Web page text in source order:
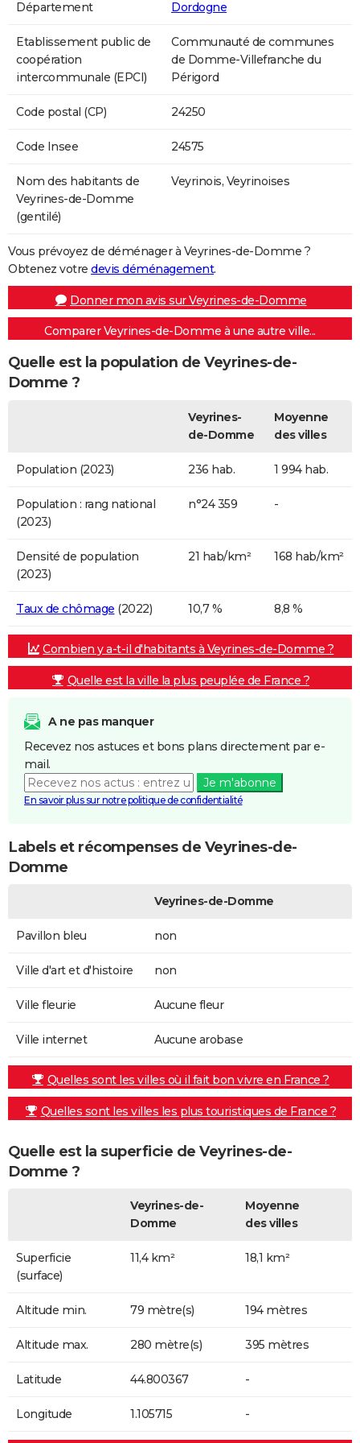
Département Dordogne
Etablissement public de
coopération
intercommunale (EPCI)
Communauté de communes
de Domme-Villefranche du
Périgord
Code postal (CP) 24250
Code Insee 24575
Nom des habitants de
Veyrines-de-Domme
(gentilé)
Veyrinois, Veyrinoises
Vous prévoyez de déménager à Veyrines-de-Domme ?
Obtenez votre devis déménagement.
Donner mon avis sur Veyrines-de-Domme
Comparer Veyrines-de-Domme à une autre ville...
Quelle est la population de Veyrines-de-
Domme ?
Veyrines-
de-Domme
Moyenne
des villes
Population (2023) 236 hab. 1 994 hab.
Population : rang national
(2023)
n°24 359 -
Densité de population
(2023)
21 hab/km² 168 hab/km²
Taux de chômage (2022) 10,7 % 8,8 %
Combien y a-t-il d'habitants à Veyrines-de-Domme ?
Quelle est la ville la plus peuplée de France ?
A ne pas manquer
Recevez nos astuces et bons plans directement par e-
mail.
Je m'abonne
En savoir plus sur notre politique de confidentialité
Labels et récompenses de Veyrines-de-
Domme
Veyrines-de-Domme
Pavillon bleu non
Ville d'art et d'histoire non
Ville fleurie Aucune fleur
Ville internet Aucune arobase
Quelles sont les villes où il fait bon vivre en France ?
Quelles sont les villes les plus touristiques de France ?
Quelle est la superficie de Veyrines-de-
Domme ?
Veyrines-de-
Domme
Moyenne
des villes
Superficie
(surface)
11,4 km² 18,1 km²
Altitude min. 79 mètre(s) 194 mètres
Altitude max. 280 mètre(s) 395 mètres
Latitude 44.800367 -
Longitude 1.105715 -